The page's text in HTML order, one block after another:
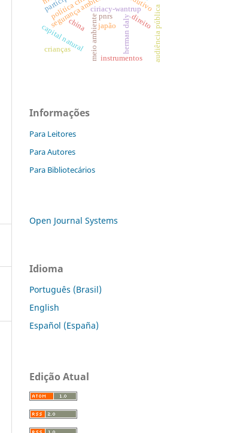
ciriacy-wantrup
herman daly
segurança ambiental
capital natural meio ambientejapão audiência pública
direito
pnrs
instrumentos
china
crianças
Informações
Para Leitores
Para Autores
Para Bibliotecários
Open Journal Systems
Idioma
Português (Brasil)
English
Español (España)
Edição Atual